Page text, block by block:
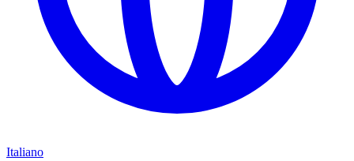
Italiano